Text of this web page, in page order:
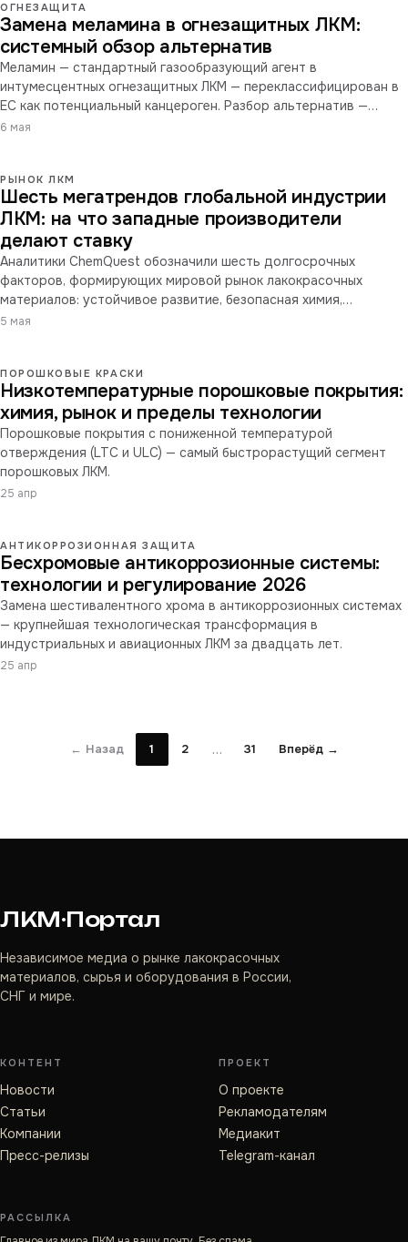
ОГНЕЗАЩИТА
Замена меламина в огнезащитных ЛКМ:
системный обзор альтернатив
Меламин — стандартный газообразующий агент в
интумесцентных огнезащитных ЛКМ — переклассифицирован в
ЕС как потенциальный канцероген. Разбор альтернатив —
азотсодержащих биосоединений, твёрдых расширяющихся
6 мая
РЫНОК ЛКМ
Шесть мегатрендов глобальной индустрии
ЛКМ: на что западные производители
делают ставку
Аналитики ChemQuest обозначили шесть долгосрочных
факторов, формирующих мировой рынок лакокрасочных
материалов: устойчивое развитие, безопасная химия,
электромобили, цифровизация, демография, дисциплина
5 мая
ПОРОШКОВЫЕ КРАСКИ
Низкотемпературные порошковые покрытия:
химия, рынок и пределы технологии
Порошковые покрытия с пониженной температурой
отверждения (LTC и ULC) — самый быстрорастущий сегмент
порошковых ЛКМ.
25 апр
АНТИКОРРОЗИОННАЯ ЗАЩИТА
Бесхромовые антикоррозионные системы:
технологии и регулирование 2026
Замена шестивалентного хрома в антикоррозионных системах
— крупнейшая технологическая трансформация в
индустриальных и авиационных ЛКМ за двадцать лет.
25 апр
← Назад 1 2 … 31 Вперёд →
ЛКМ·Портал
Независимое медиа о рынке лакокрасочных
материалов, сырья и оборудования в России,
СНГ и мире.
КОНТЕНТ
Новости
Статьи
Компании
Пресс-релизы
ПРОЕКТ
О проекте
Рекламодателям
Медиакит
Telegram-канал
РАССЫЛКА